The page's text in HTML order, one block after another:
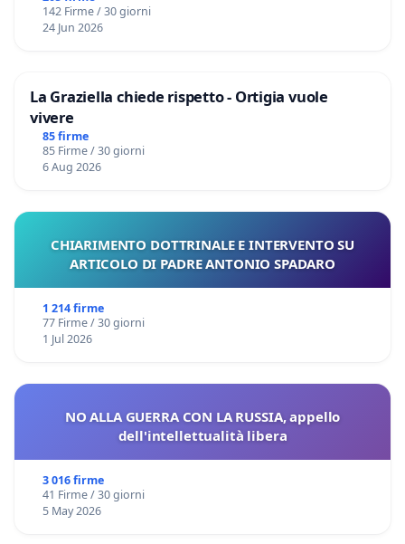
142 Firme / 30 giorni
24 Jun 2026
La Graziella chiede rispetto - Ortigia vuole
vivere
85 firme
85 Firme / 30 giorni
6 Aug 2026
CHIARIMENTO DOTTRINALE E INTERVENTO SU
ARTICOLO DI PADRE ANTONIO SPADARO
1 214 firme
77 Firme / 30 giorni
1 Jul 2026
NO ALLA GUERRA CON LA RUSSIA, appello
dell'intellettualità libera
3 016 firme
41 Firme / 30 giorni
5 May 2026